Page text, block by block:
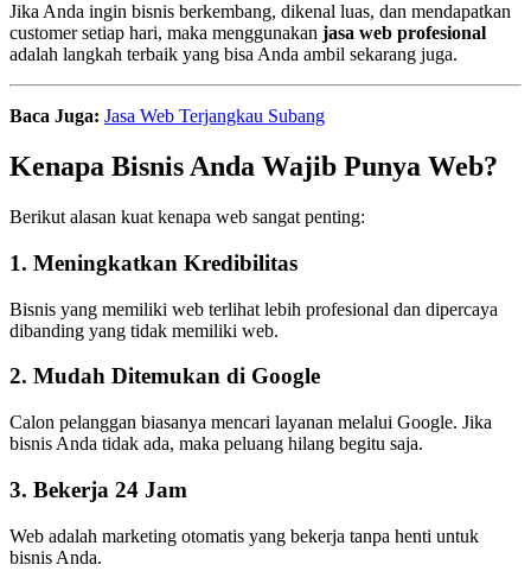
Jika Anda ingin bisnis berkembang, dikenal luas, dan mendapatkan
customer setiap hari, maka menggunakan jasa web profesional
adalah langkah terbaik yang bisa Anda ambil sekarang juga.
Baca Juga: Jasa Web Terjangkau Subang
Kenapa Bisnis Anda Wajib Punya Web?
Berikut alasan kuat kenapa web sangat penting:
1. Meningkatkan Kredibilitas
Bisnis yang memiliki web terlihat lebih profesional dan dipercaya
dibanding yang tidak memiliki web.
2. Mudah Ditemukan di Google
Calon pelanggan biasanya mencari layanan melalui Google. Jika
bisnis Anda tidak ada, maka peluang hilang begitu saja.
3. Bekerja 24 Jam
Web adalah marketing otomatis yang bekerja tanpa henti untuk
bisnis Anda.